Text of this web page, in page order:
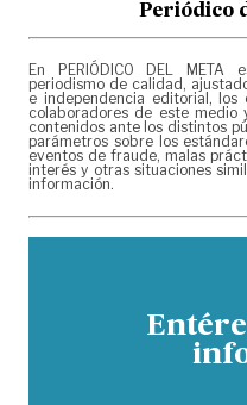
Periódico
En PERIÓDICO DEL
periodismo de calidad,
e independencia editorial,
colaboradores de este
contenidos ante los distintos
parámetros sobre los
eventos de fraude, malas
interés y otras situaciones
información.